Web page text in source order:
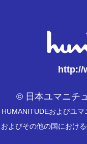
http://
© 日本ユマニチ
HUMANITUDEおよびユ
およびその他の国におけ